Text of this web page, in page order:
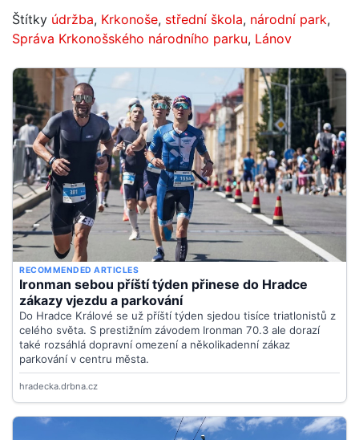
Štítky údržba, Krkonoše, střední škola, národní park,
Správa Krkonošského národního parku, Lánov